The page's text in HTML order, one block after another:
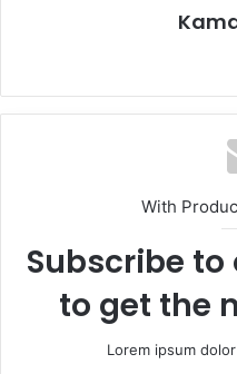
With
Subscribe
to get the
Lorem ipsum